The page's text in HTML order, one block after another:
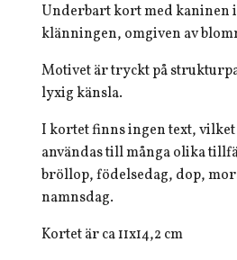
Underbart kort med kaninen
klänningen, omgiven av
Motivet är tryckt på
lyxig känsla.
I kortet finns ingen text,
användas till många olika
bröllop, födelsedag, dop,
namnsdag.
Kortet är ca 11x14,2 cm